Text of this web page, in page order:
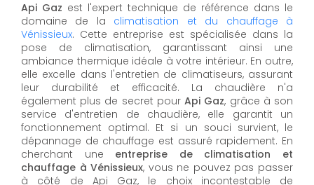
Api Gaz est l'expert technique de référence dans le
domaine de la climatisation et du chauffage à
Vénissieux. Cette entreprise est spécialisée dans la
pose de climatisation, garantissant ainsi une
ambiance thermique idéale à votre intérieur. En outre,
elle excelle dans l'entretien de climatiseurs, assurant
leur durabilité et efficacité. La chaudière n'a
également plus de secret pourApi Gaz, grâce à son
service d'entretien de chaudière, elle garantit un
fonctionnement optimal. Et si un souci survient, le
dépannage de chauffage est assuré rapidement. En
cherchant une entreprise de climatisation et
chauffage à Vénissieux, vous ne pouvez pas passer
à côté de Api Gaz, le choix incontestable de